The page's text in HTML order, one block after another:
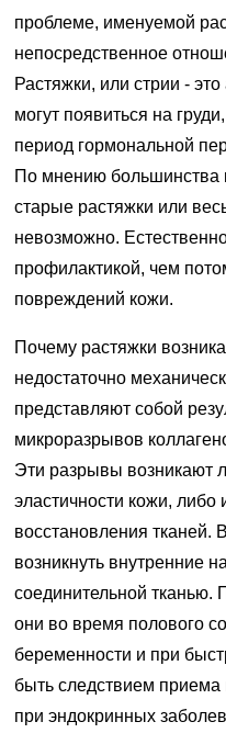
проблеме, именуемой
непосредственное
Растяжки, или стрии -
могут появиться на
период гормональной
По мнению большинства
старые растяжки или
невозможно.
профилактикой, чем
повреждений кожи.
Почему растяжки
недостаточно
представляют собой
микроразрывов
Эти разрывы возникают
эластичности кожи,
восстановления тканей.
возникнуть внутренние
соединительной тканью.
они во время полового
беременности и при
быть следствием
при эндокринных